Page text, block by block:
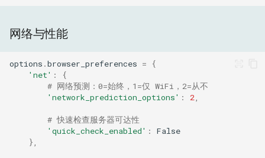
网络与性能
options .browser_preferences =
{
'net' :
{
# 网络预测：0=始终，1=仅 WiFi，2=从不
'network_prediction_options' : 2,
# 快速检查服务器可达性
'quick_check_enabled' :
False
},